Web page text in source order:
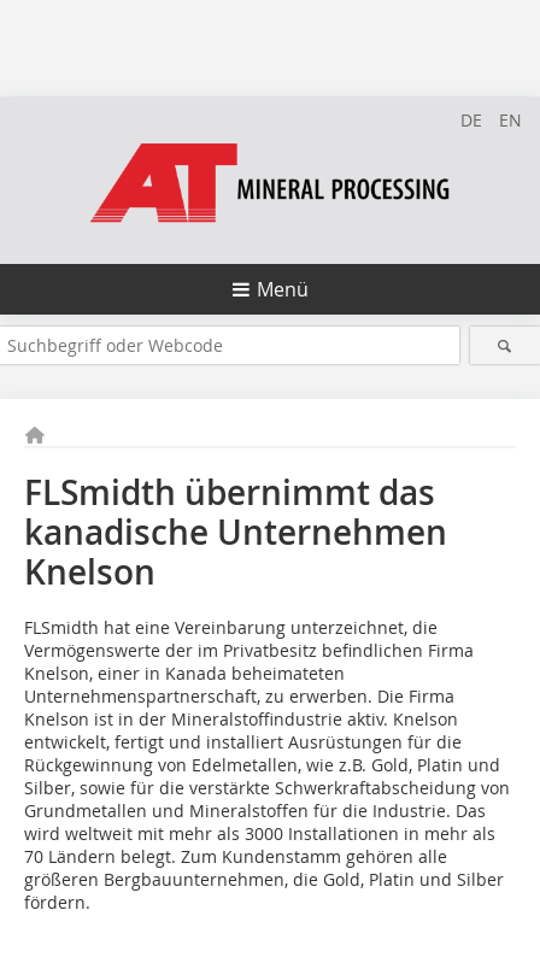
DE EN
Menü
FLSmidth übernimmt das
kanadische Unternehmen
Knelson
FLSmidth hat eine Vereinbarung unterzeichnet, die
Vermögenswerte der im Privatbesitz befindlichen Firma
Knelson, einer in Kanada beheimateten
Unternehmenspartnerschaft, zu erwerben. Die Firma
Knelson ist in der Mineralstoffindustrie aktiv. Knelson
entwickelt, fertigt und installiert Ausrüstungen für die
Rückgewinnung von Edelmetallen, wie z.B. Gold, Platin und
Silber, sowie für die verstärkte Schwerkraftabscheidung von
Grundmetallen und Mineralstoffen für die Industrie. Das
wird weltweit mit mehr als 3000 Installationen in mehr als
70 Ländern belegt. Zum Kundenstamm gehören alle
größeren Bergbauunternehmen, die Gold, Platin und Silber
fördern.